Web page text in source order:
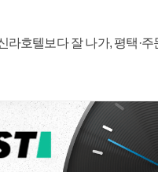
호텔보다 잘 나가, 평택·주